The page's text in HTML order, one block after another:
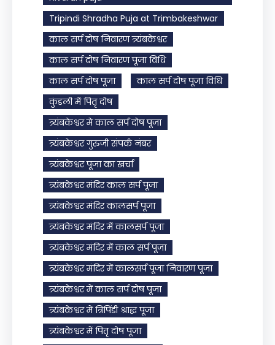
Tripindi Shradha Puja at Trimbakeshwar
काल सर्प दोष निवारण त्र्यंबकेश्वर
काल सर्प दोष निवारण पूजा विधि
काल सर्प दोष पूजा
काल सर्प दोष पूजा विधि
कुंडली में पितृ दोष
त्र्यंबकेश्वर मे काल सर्प दोष पूजा
त्र्यंबकेश्वर गुरुजी संपर्क नंबर
त्र्यंबकेश्वर पूजा का खर्चा
त्र्यंबकेश्वर मंदिर काल सर्प पूजा
त्र्यंबकेश्वर मंदिर कालसर्प पूजा
त्र्यंबकेश्वर मंदिर में कालसर्प पूजा
त्र्यंबकेश्वर मंदिर में काल सर्प पूजा
त्र्यंबकेश्वर मंदिर में कालसर्प पूजा निवारण पूजा
त्र्यंबकेश्वर में काल सर्प दोष पूजा
त्र्यंबकेश्वर में त्रिपिंडी श्राद्ध पूजा
त्र्यंबकेश्वर में पितृ दोष पूजा